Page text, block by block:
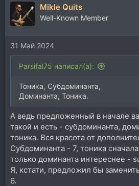
Mikle Quits
Well-Known Member
31 Май 2024
Parsifal75 написал(а):
Тоника, Субдоминанта,
Доминанта, Тоника.
А ведь предложенный в начале
такой и есть - субдоминанта,
тоника. Вся красота от
Субдоминанта - 7, тоника
только доминанта интереснее -
Я, кстати, предложил бы
6.